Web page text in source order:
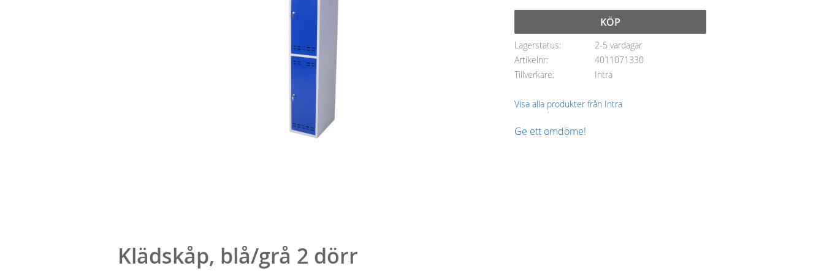
KÖP
Lagerstatus
2-5 vardagar
Artikelnr
4011071330
Tillverkare
Intra
Visa alla produkter från Intra
Ge ett omdöme!
Klädskåp, blå/grå 2 dörr